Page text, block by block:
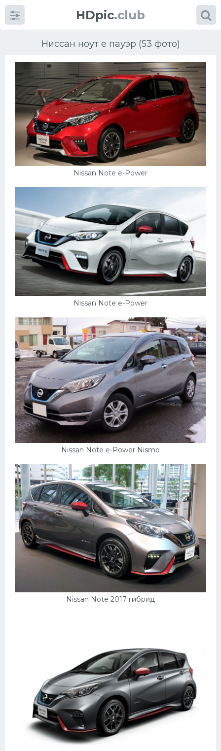
HDpic.club
Ниссан ноут е пауэр (53 фото)
Nissan Note e-Power
Nissan Note e-Power
Nissan Note e-Power Nismo
Nissan Note 2017 гибрид
Категории
Разное
Автомобили
Ниссан
Пежо
Ауди
Гараж
Русские авто
БМВ
МАЗ
Сузуки
Мерседес
Фольксваген
Лексус
Дэу
Форд
Черри
Джили
Хавал
Кавасаки
Инфинити
Фиат
Митсубиси
Танки
Крайслер